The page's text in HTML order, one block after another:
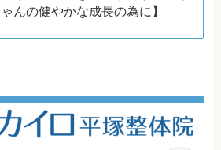
ゃんの健やかな成長の為に】